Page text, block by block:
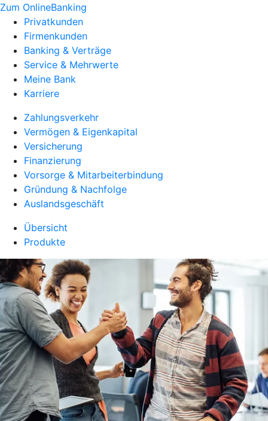
Zum OnlineBanking
Privatkunden
Firmenkunden
Banking & Verträge
Service & Mehrwerte
Meine Bank
Karriere
Zahlungsverkehr
Vermögen & Eigenkapital
Versicherung
Finanzierung
Vorsorge & Mitarbeiterbindung
Gründung & Nachfolge
Auslandsgeschäft
Übersicht
Produkte